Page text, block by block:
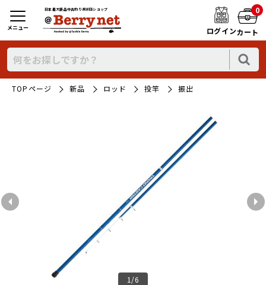
日本最大新品中古釣り具WEBショップ
ログイン
0
カート
メニュー
TOPページ 新品 ロッド 投竿 振出
1/6